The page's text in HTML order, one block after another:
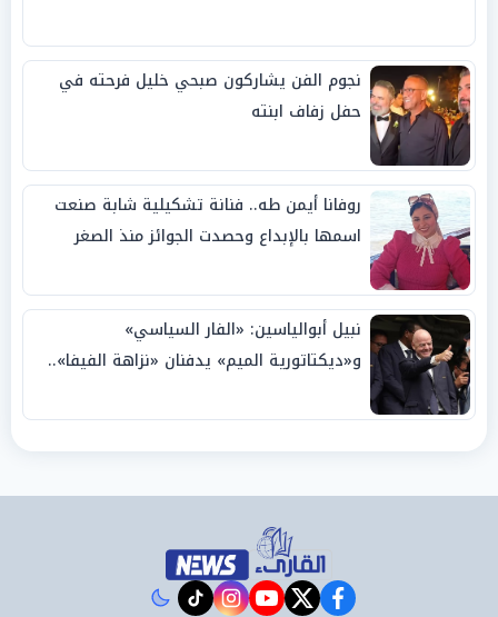
نجوم الفن يشاركون صبحي خليل فرحته في
حفل زفاف ابنته
روفانا أيمن طه.. فنانة تشكيلية شابة صنعت
اسمها بالإبداع وحصدت الجوائز منذ الصغر
نبيل أبوالياسين: «الفار السياسي»
و«ديكتاتورية الميم» يدفنان «نزاهة الفيفا»..
facebook
twitter
youtube
instagram
tiktok